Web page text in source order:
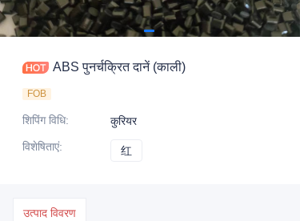
ABS पुनर्चक्रित दानें (काली)
FOB
शिपिंग विधि:
कुरियर
विशेषिताएं: 红
उत्पाद विवरण